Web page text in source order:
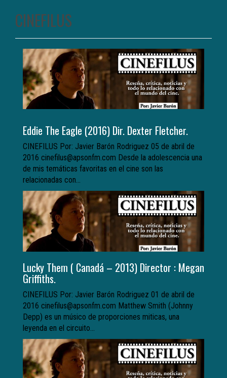
CINEFILUS
Eddie The Eagle (2016) Dir. Dexter Fletcher.
CINEFILUS Por: Javier Barón Rodriguez 05 de abril de
2016 cinefilus@apsonfm.com Desde la adolescencia una
de mis temáticas favoritas en el cine son las
relacionadas con...
Lucky Them ( Canadá – 2013) Director : Megan
Griffiths.
CINEFILUS Por: Javier Barón Rodriguez 01 de abril de
2016 cinefilus@apsonfm.com Matthew Smith (Johnny
Depp) es un músico de proporciones miticas, una
leyenda en el circuito...